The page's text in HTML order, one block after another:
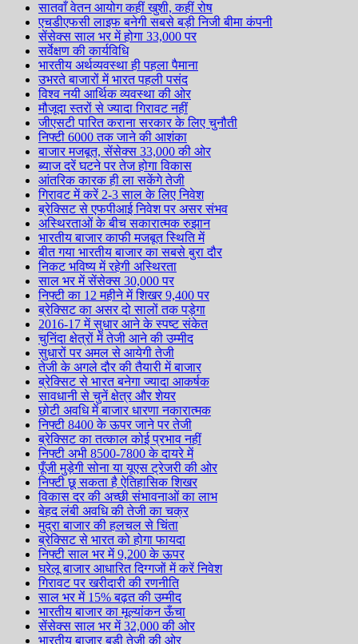
सातवाँ वेतन आयोग कहीं खुशी, कहीं रोष
एचडीएफसी लाइफ बनेगी सबसे बड़ी निजी बीमा कंपनी
सेंसेक्स साल भर में होगा 33,000 पर
सर्वेक्षण की कार्यविधि
भारतीय अर्थव्यवस्था ही पहला पैमाना
उभरते बाजारों में भारत पहली पसंद
विश्व नयी आर्थिक व्यवस्था की ओर
मौजूदा स्तरों से ज्यादा गिरावट नहीं
जीएसटी पारित कराना सरकार के लिए चुनौती
निफ्टी 6000 तक जाने की आशंका
बाजार मजबूत, सेंसेक्स 33,000 की ओर
ब्याज दरें घटने पर तेज होगा विकास
आंतरिक कारक ही ला सकेंगे तेजी
गिरावट में करें 2-3 साल के लिए निवेश
ब्रेक्सिट से एफपीआई निवेश पर असर संभव
अस्थिरताओं के बीच सकारात्मक रुझान
भारतीय बाजार काफी मजबूत स्थिति में
बीत गया भारतीय बाजार का सबसे बुरा दौर
निकट भविष्य में रहेगी अस्थिरता
साल भर में सेंसेक्स 30,000 पर
निफ्टी का 12 महीने में शिखर 9,400 पर
ब्रेक्सिट का असर दो सालों तक पड़ेगा
2016-17 में सुधार आने के स्पष्ट संकेत
चुनिंदा क्षेत्रों में तेजी आने की उम्मीद
सुधारों पर अमल से आयेगी तेजी
तेजी के अगले दौर की तैयारी में बाजार
ब्रेक्सिट से भारत बनेगा ज्यादा आकर्षक
सावधानी से चुनें क्षेत्र और शेयर
छोटी अवधि में बाजार धारणा नकारात्मक
निफ्टी 8400 के ऊपर जाने पर तेजी
ब्रेक्सिट का तत्काल कोई प्रभाव नहीं
निफ्टी अभी 8500-7800 के दायरे में
पूँजी मुड़ेगी सोना या यूएस ट्रेजरी की ओर
निफ्टी छू सकता है ऐतिहासिक शिखर
विकास दर की अच्छी संभावनाओं का लाभ
बेहद लंबी अवधि की तेजी का चक्र
मुद्रा बाजार की हलचल से चिंता
ब्रेक्सिट से भारत को होगा फायदा
निफ्टी साल भर में 9,200 के ऊपर
घरेलू बाजार आधारित दिग्गजों में करें निवेश
गिरावट पर खरीदारी की रणनीति
साल भर में 15% बढ़त की उम्मीद
भारतीय बाजार का मूल्यांकन ऊँचा
सेंसेक्स साल भर में 32,000 की ओर
भारतीय बाजार बड़ी तेजी की ओर